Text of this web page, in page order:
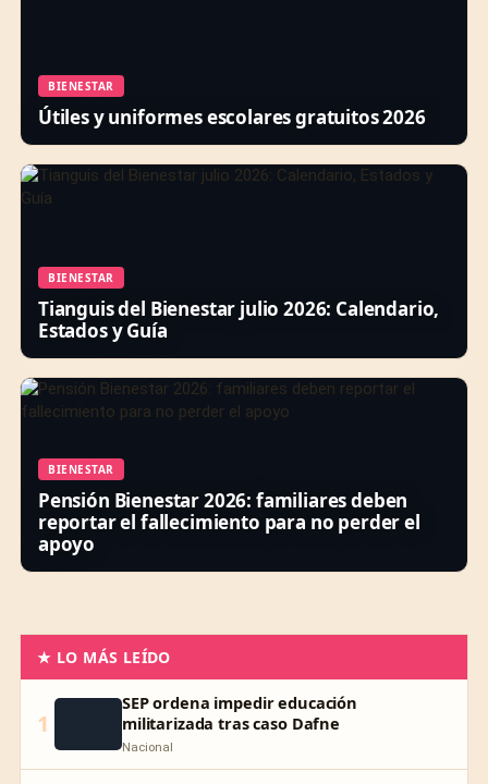
BIENESTAR
Útiles y uniformes escolares gratuitos 2026
BIENESTAR
Tianguis del Bienestar julio 2026: Calendario,
Estados y Guía
BIENESTAR
Pensión Bienestar 2026: familiares deben
reportar el fallecimiento para no perder el
apoyo
★ LO MÁS LEÍDO
1
SEP ordena impedir educación
militarizada tras caso Dafne
Nacional